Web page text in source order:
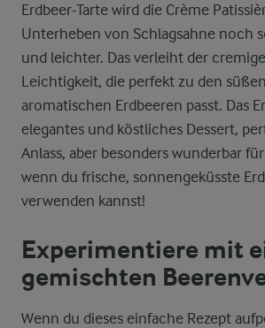
Erdbeer-Tarte wird die Crème
Unterheben von Schlagsahne noch
und leichter. Das verleiht der
Leichtigkeit, die perfekt zu den
aromatischen Erdbeeren passt. Das
elegantes und köstliches Dessert,
Anlass, aber besonders wunderbar
wenn du frische, sonnengeküsste
verwenden kannst!
Experimentiere mit
gemischten
Wenn du dieses einfache Rezept